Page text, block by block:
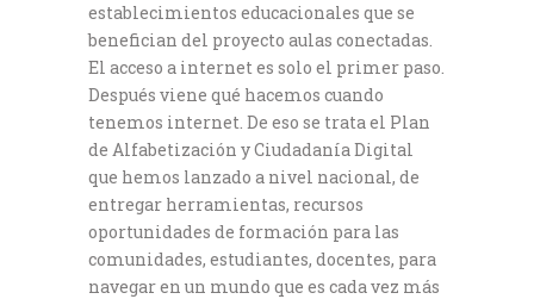
establecimientos educacionales que se
benefician del proyecto aulas conectadas.
El acceso a internet es solo el primer paso.
Después viene qué hacemos cuando
tenemos internet. De eso se trata el Plan
de Alfabetización y Ciudadanía Digital
que hemos lanzado a nivel nacional, de
entregar herramientas, recursos
oportunidades de formación para las
comunidades, estudiantes, docentes, para
navegar en un mundo que es cada vez más